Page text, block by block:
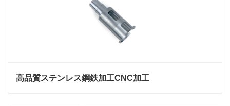
高品質ステンレス鋼鉄加工CNC加工